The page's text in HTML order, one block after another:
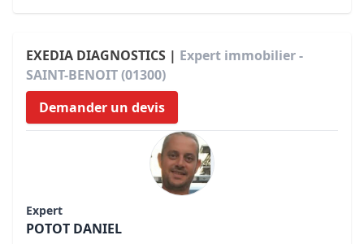
EXEDIA DIAGNOSTICS | Expert immobilier -
SAINT-BENOIT (01300)
Demander un devis
Expert
POTOT DANIEL